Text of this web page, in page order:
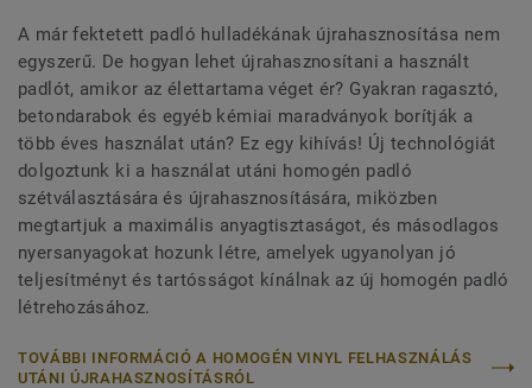
A már fektetett padló hulladékának újrahasznosítása nem
egyszerű. De hogyan lehet újrahasznosítani a használt
padlót, amikor az élettartama véget ér? Gyakran ragasztó,
betondarabok és egyéb kémiai maradványok borítják a
több éves használat után? Ez egy kihívás! Új technológiát
dolgoztunk ki a használat utáni homogén padló
szétválasztására és újrahasznosítására, miközben
megtartjuk a maximális anyagtisztaságot, és másodlagos
nyersanyagokat hozunk létre, amelyek ugyanolyan jó
teljesítményt és tartósságot kínálnak az új homogén padló
létrehozásához.
TOVÁBBI INFORMÁCIÓ A HOMOGÉN VINYL FELHASZNÁLÁS
UTÁNI ÚJRAHASZNOSÍTÁSRÓL